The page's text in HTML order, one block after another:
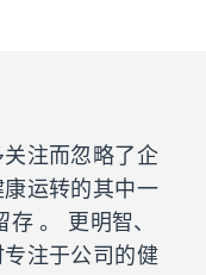
注而忽略了企
运转的其中一
。 更明智、
注于公司的健